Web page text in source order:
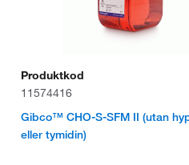
Produktkod
11574416
Gibco™ CHO-S-SFM II (utan
eller tymidin)